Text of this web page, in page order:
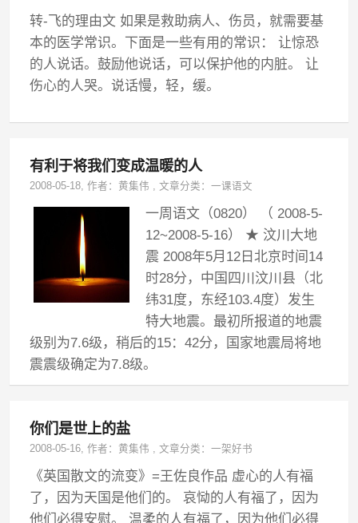
转-飞的理由文 如果是救助病人、伤员，就需要基
本的医学常识。下面是一些有用的常识： 让惊恐
的人说话。鼓励他说话，可以保护他的内脏。 让
伤心的人哭。说话慢，轻，缓。
有利于将我们变成温暖的人
2008-05-18, 作者：黄集伟 ,文章分类：一课语文
一周语文（0820） （ 2008-5-
12~2008-5-16） ★ 汶川大地
震 2008年5月12日北京时间14
时28分，中国四川汶川县（北
纬31度，东经103.4度）发生
特大地震。最初所报道的地震
级别为7.6级，稍后的15：42分，国家地震局将地
震震级确定为7.8级。
你们是世上的盐
2008-05-16, 作者：黄集伟 ,文章分类：一架好书
《英国散文的流变》=王佐良作品 虚心的人有福
了，因为天国是他们的。 哀恸的人有福了，因为
他们必得安慰。 温柔的人有福了，因为他们必得